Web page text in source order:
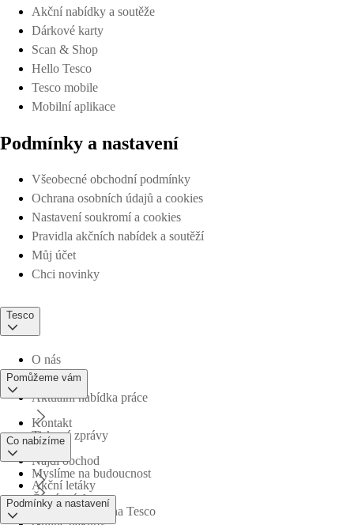
Akční nabídky a soutěže
Dárkové karty
Scan & Shop
Hello Tesco
Tesco mobile
Mobilní aplikace
Podmínky a nastavení
Všeobecné obchodní podmínky
Ochrana osobních údajů a cookies
Nastavení soukromí a cookies
Pravidla akčních nabídek a soutěží
Můj účet
Chci novinky
Tesco
O nás
Aktuální nabídka práce
Tiskové zprávy
Myslíme na budoucnost
Obchodní skupina Tesco
Pomůžeme vám
Kontakt
Najdi obchod
Časté otázky
Co nabízíme
Akční letáky
Podmínky a nastavení